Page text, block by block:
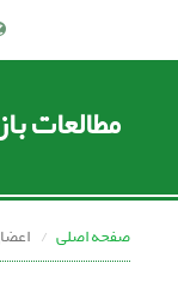
مطالعات
صفحه اصلی